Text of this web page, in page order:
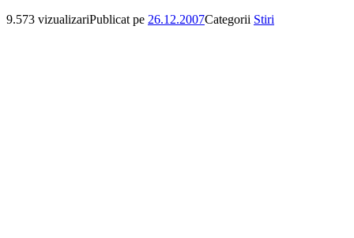
9.573 vizualizariPublicat pe 26.12.2007Categorii Stiri